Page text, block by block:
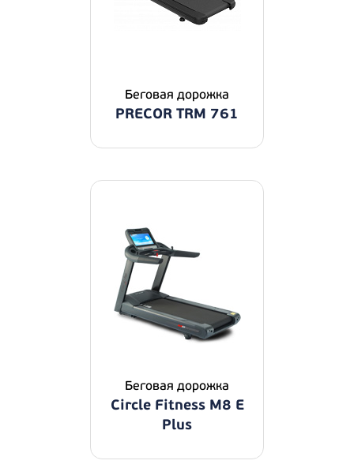
Беговая дорожка
PRECOR TRM 761
Беговая дорожка
Circle Fitness M8 E
Plus